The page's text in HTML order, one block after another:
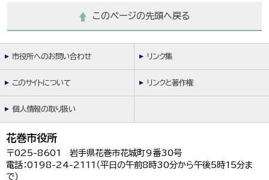
このページの先頭へ戻る
市役所へのお問い合わせ リンク集
このサイトについて リンクと著作権
個人情報の取り扱い
花巻市役所
〒025-8601 岩手県花巻市花城町9番30号
電話：0198-24-2111（平日の午前8時30分から午後5時15分ま
で）